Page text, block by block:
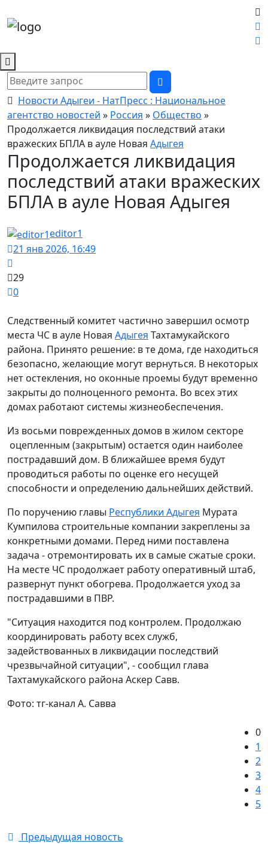
Новости Адыгеи - НатПресс : Национальное
агентство новостей » Россия » Общество »
Продолжается ликвидация последствий атаки
вражеских БПЛА в ауле Новая Адыгея
Продолжается ликвидация
последствий атаки вражеских
БПЛА в ауле Новая Адыгея
editor1
21 янв 2026, 16:49
29
0
Следственный комитет частично завершил осмотр
места ЧС в ауле Новая Адыгея Тахтамукайского
района. Принято решение: в те дома, где находиться
безопасно, желающие могут вернуться. В некоторых
нет остекления, но оконные проемы будут временно
закрыты до полноценного ремонта. Во всех этих
домах работают системы жизнеобеспечения.
Из восьми поврежденных домов в жилом секторе
оцепленным (закрытым) остается один наиболее
пострадавший дом. В ближайшее время будут
проводиться работы по оценке его несущей
способности и определению дальнейших действий.
По поручению главы Республики Адыгея Мурата
Кумпилова строительные компании закреплены за
конкретными домами. Перед ними поставлена
задача - отремонтировать их в самые сжатые сроки.
На месте ЧС продолжает работу оперативный штаб,
развернут пункт обогрева. Продолжается уход за
пострадавшими в ПВР.
"Ситуация находится под контролем. Продолжаю
координировать работу всех служб,
задействованных в ликвидации последствий
чрезвычайной ситуации", - сообщил глава
Тахтамукайского района Аскер Савв.
Фото: тг-канал А. Савва
0
1
2
3
4
5
Предыдущая новость